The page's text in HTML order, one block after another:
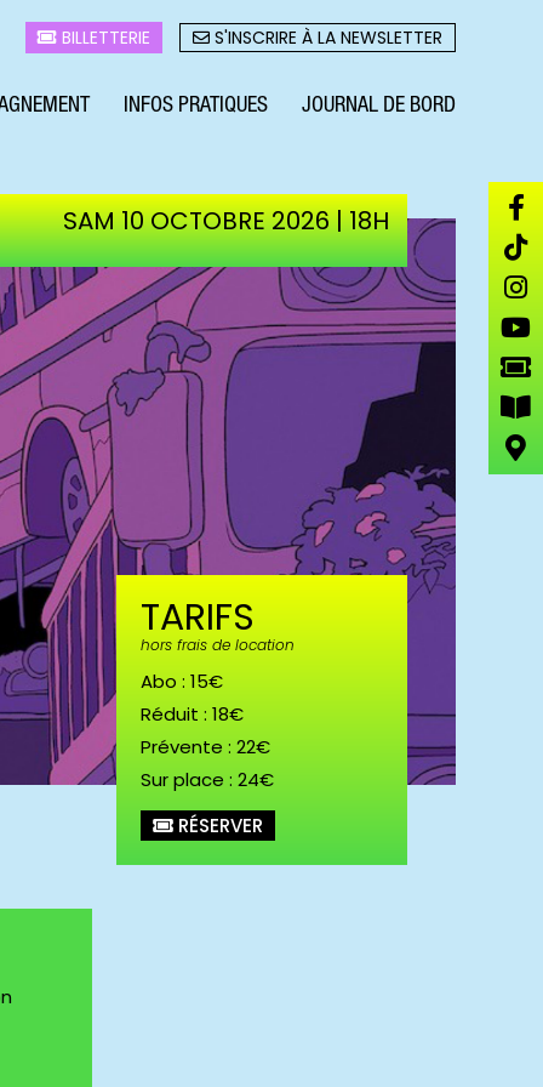
BILLETTERIE S'INSCRIRE À LA NEWSLETTER
INFOS PRATIQUES JOURNAL DE BORD
SAM 10 OCTOBRE 2026 | 18H
TARIFS
hors frais de location
Abo : 15€
Réduit : 18€
Prévente : 22€
Sur place : 24€
RÉSERVER